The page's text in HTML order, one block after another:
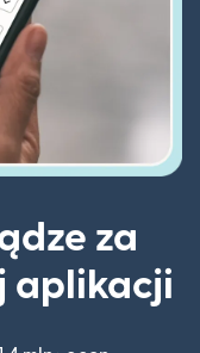
za
aplikacji